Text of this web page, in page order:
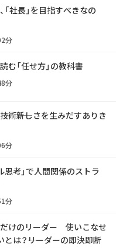
社長」を目指すべきなの
分
む「任せ方」の教科書
分
術――新しさを生みだすありき
分
思考」で人間関係のストラ
分
けのリーダー 使いこなせ
は？――リーダーの即決即断